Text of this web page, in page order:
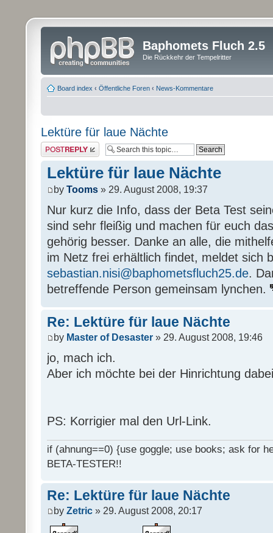
Baphomets Fluch 2.5
Die Rückkehr der Tempelritter
Board index ‹ Öffentliche Foren ‹ News-Kommentare
Lektüre für laue Nächte
Post a reply
Lektüre für laue Nächte
by Tooms » 29. August 2008, 19:37
Nur kurz die Info, dass der Beta Test
sind sehr fleißig und machen für euch
gehörig besser. Danke an alle, die
im Netz frei erhältlich findet, meldet sich
sebastian.nisi@baphometsfluch25.de.
betreffende Person gemeinsam lynchen.
Re: Lektüre für laue Nächte
by Master of Desaster » 29. August 2008, 19:46
jo, mach ich.
Aber ich möchte bei der Hinrichtung
PS: Korrigier mal den Url-Link.
if (ahnung==0) {use goggle; use books; ask for
BETA-TESTER!!
Re: Lektüre für laue Nächte
by Zetric » 29. August 2008, 20:17